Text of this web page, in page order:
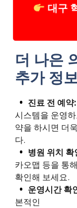
대구
더 나은
추가 정
진료 전 예약:
시스템을 운영
약을 하시면 더
다.
병원 위치 확
카오맵 등을 통
확인해 보세요.
운영시간 확
본적인